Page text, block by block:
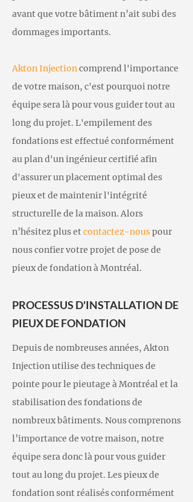
avant que votre bâtiment n’ait subi des
dommages importants.
Akton Injectioncomprend l'importance
de votre maison, c'est pourquoi notre
équipe sera là pour vous guider tout au
long du projet. L'empilement des
fondations est effectué conformément
au plan d'un ingénieur certifié afin
d'assurer un placement optimal des
pieux et de maintenir l'intégrité
structurelle de la maison. Alors
n’hésitez plus etcontactez-nouspour
nous confier votre projet de pose de
pieux de fondation à Montréal.
PROCESSUS D'INSTALLATION DE
PIEUX DE FONDATION
Depuis de nombreuses années, Akton
Injection utilise des techniques de
pointe pour le pieutage à Montréal et la
stabilisation des fondations de
nombreux bâtiments. Nous comprenons
l’importance de votre maison, notre
équipe sera donc là pour vous guider
tout au long du projet. Les pieux de
fondation sont réalisés conformément